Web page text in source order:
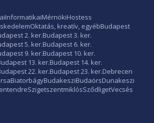
InformatikaiMérnökiHostess
Oktatás, kreatív, egyébBudapest
2. ker.Budapest 3. ker.
5. ker.Budapest 6. ker.
9. ker.Budapest 10. ker.
13. ker.Budapest 14. ker.
22. ker.Budapest 23. ker.Debrecen
BiatorbágyBudakesziBudaörsDunakeszi
SzigetszentmiklósSződligetVecsés